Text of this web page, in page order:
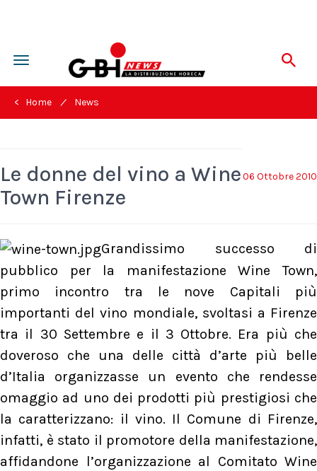
Toggle
navigation
< Home / News
06 Ottobre 2010
Le donne del vino a Wine
Town Firenze
Grandissimo successo di
pubblico per la manifestazione Wine Town,
primo incontro tra le nove Capitali più
importanti del vino mondiale, svoltasi a Firenze
tra il 30 Settembre e il 3 Ottobre. Era più che
doveroso che una delle città d’arte più belle
d’Italia organizzasse un evento che rendesse
omaggio ad uno dei prodotti più prestigiosi che
la caratterizzano: il vino. Il Comune di Firenze,
infatti, è stato il promotore della manifestazione,
affidandone l’organizzazione al Comitato Wine